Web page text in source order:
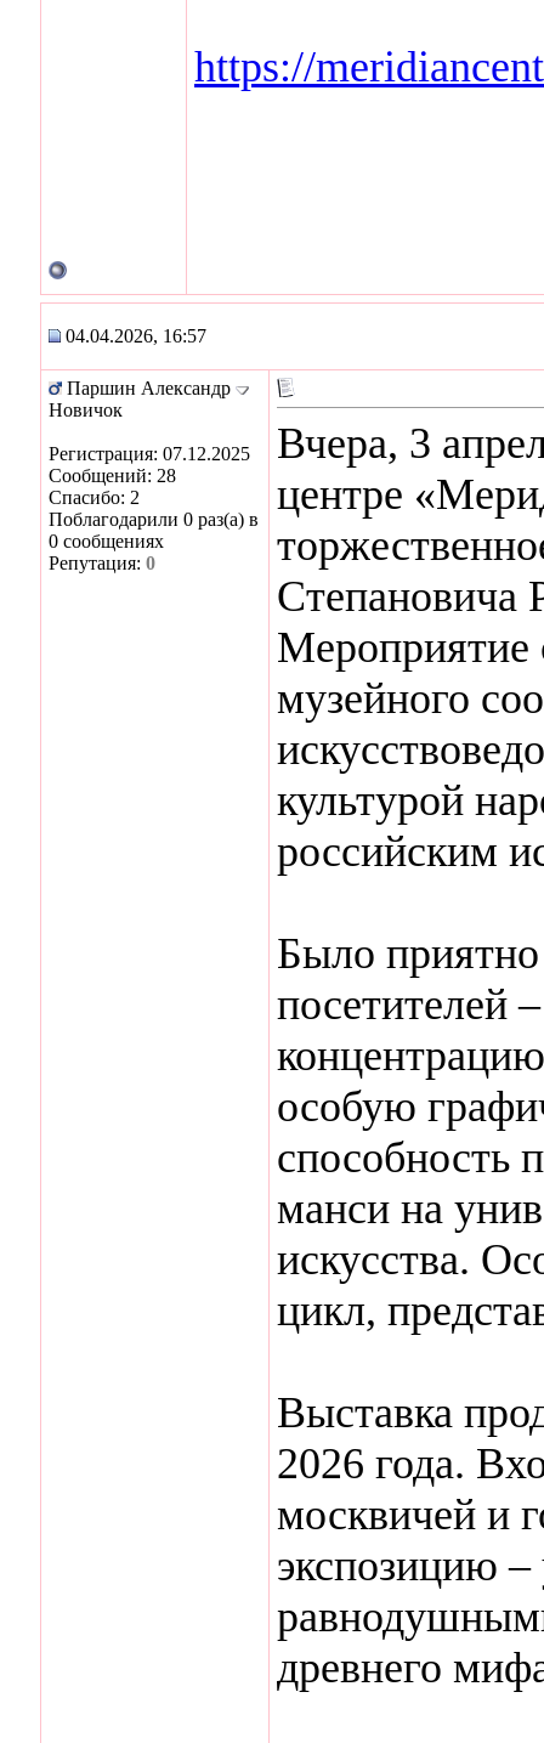
https://
04.04.2026, 16:57
Паршин Александр
Новичок
Регистрация: 07.12.2025
Сообщений: 28
Спасибо: 2
Поблагодарили 0 раз(а) в
0 сообщениях
Репутация: 0
Вчера, 3
центре
Степановича
Мероприятие
музейного
культурой
российским
Было
посетителей
особую
способность
манси на
искусства.
цикл,
Выставка
2026 года.
москвичей и
экспозицию –
древнего